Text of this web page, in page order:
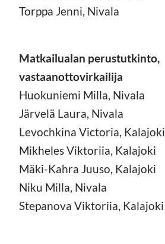
Torppa Jenni, Nivala
Matkailualan perustutkinto,
vastaanottovirkailija
Huokuniemi Milla, Nivala
Järvelä Laura, Nivala
Levochkina Victoria, Kalajoki
Mikheles Viktoriia, Kalajoki
Mäki-Kahra Juuso, Kalajoki
Niku Milla, Nivala
Stepanova Viktoriia, Kalajoki